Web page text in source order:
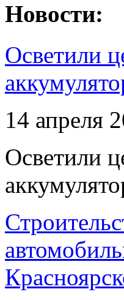
Новости:
Осветили
14 апреля
Осветили